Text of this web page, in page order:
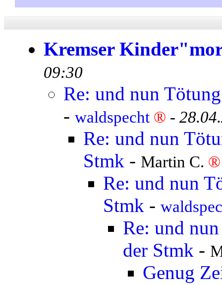
Kremser
09:30
Re: und nun
- waldspecht ® -
Re: und nun
Stmk - Martin C. ®
Re: und nun
Stmk -
Re: und
der Stmk -
Genug